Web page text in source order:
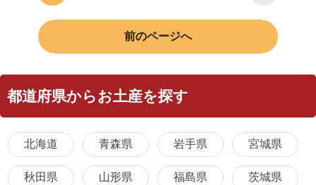
前のページへ
都道府県からお土産を探す
北海道 青森県 岩手県 宮城県
秋田県 山形県 福島県 茨城県